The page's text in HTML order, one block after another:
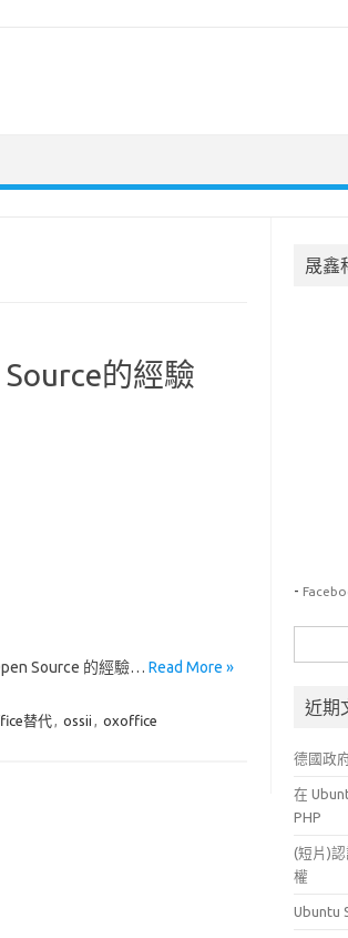
的經驗
Source 的經驗… Read More »
替代, ossii , oxoffice
晟鑫
-
尋
鍵近期
德國政
在
PHP
(短片)
權
Ubuntu